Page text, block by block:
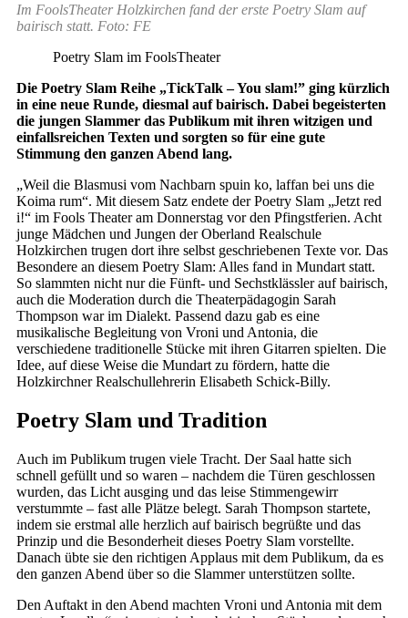
Im FoolsTheater Holzkirchen fand der erste Poetry Slam auf
bairisch statt. Foto: FE
Poetry Slam im FoolsTheater
Die Poetry Slam Reihe „TickTalk – You slam!” ging kürzlich
in eine neue Runde, diesmal auf bairisch. Dabei begeisterten
die jungen Slammer das Publikum mit ihren witzigen und
einfallsreichen Texten und sorgten so für eine gute
Stimmung den ganzen Abend lang.
„Weil die Blasmusi vom Nachbarn spuin ko, laffan bei uns die
Koima rum“. Mit diesem Satz endete der Poetry Slam „Jetzt red
i!“ im Fools Theater am Donnerstag vor den Pfingstferien. Acht
junge Mädchen und Jungen der Oberland Realschule
Holzkirchen trugen dort ihre selbst geschriebenen Texte vor. Das
Besondere an diesem Poetry Slam: Alles fand in Mundart statt.
So slammten nicht nur die Fünft- und Sechstklässler auf bairisch,
auch die Moderation durch die Theaterpädagogin Sarah
Thompson war im Dialekt. Passend dazu gab es eine
musikalische Begleitung von Vroni und Antonia, die
verschiedene traditionelle Stücke mit ihren Gitarren spielten. Die
Idee, auf diese Weise die Mundart zu fördern, hatte die
Holzkirchner Realschullehrerin Elisabeth Schick-Billy.
Poetry Slam und Tradition
Auch im Publikum trugen viele Tracht. Der Saal hatte sich
schnell gefüllt und so waren – nachdem die Türen geschlossen
wurden, das Licht ausging und das leise Stimmengewirr
verstummte – fast alle Plätze belegt. Sarah Thompson startete,
indem sie erstmal alle herzlich auf bairisch begrüßte und das
Prinzip und die Besonderheit dieses Poetry Slam vorstellte.
Danach übte sie den richtigen Applaus mit dem Publikum, da es
den ganzen Abend über so die Slammer unterstützen sollte.
Den Auftakt in den Abend machten Vroni und Antonia mit dem